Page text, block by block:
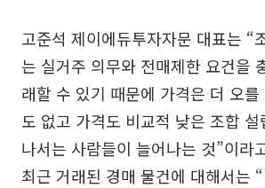
고준석 제이에듀투자자문 대표는 “
는 실거주 의무와 전매제한 요건을
래할 수 있기 때문에 가격은 더 오
도 없고 가격도 비교적 낮은 조합 설
나서는 사람들이 늘어나는 것”이라
최근 거래된 경매 물건에 대해서는